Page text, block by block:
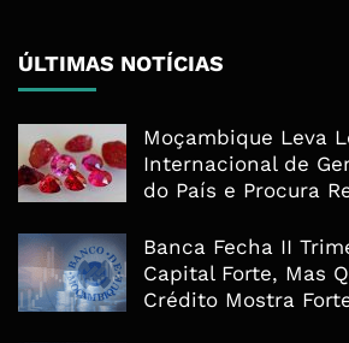
ÚLTIMAS NOTÍCIAS
Moçambique Leva
Internacional de
do País e Procura
Banca Fecha II
Capital Forte, Mas
Crédito Mostra